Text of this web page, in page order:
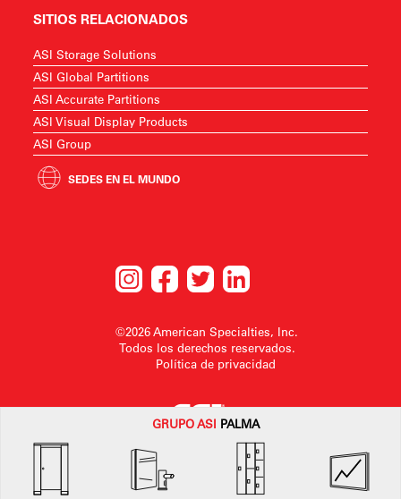
GRUPOASI PALMA
SITIOS RELACIONADOS
ASI Storage Solutions
ASI Global Partitions
ASI Accurate Partitions
ASI Visual Display Products
ASI Group
SEDES EN EL MUNDO
©2026 American Specialties, Inc.
Todos los derechos reservados.
Política de privacidad
American SpecialtiesInc. se reserva el derecho a realizar cambios en el
diseño o a retirarlo sin previo aviso.